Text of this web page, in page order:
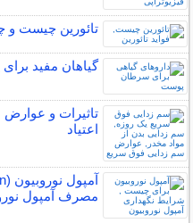
تائورین چیست و
گیاهان مفید
تاثیرات و
اعتیاد
مصرف آمپول